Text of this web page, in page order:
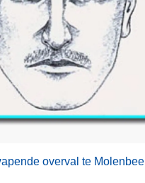
overval te